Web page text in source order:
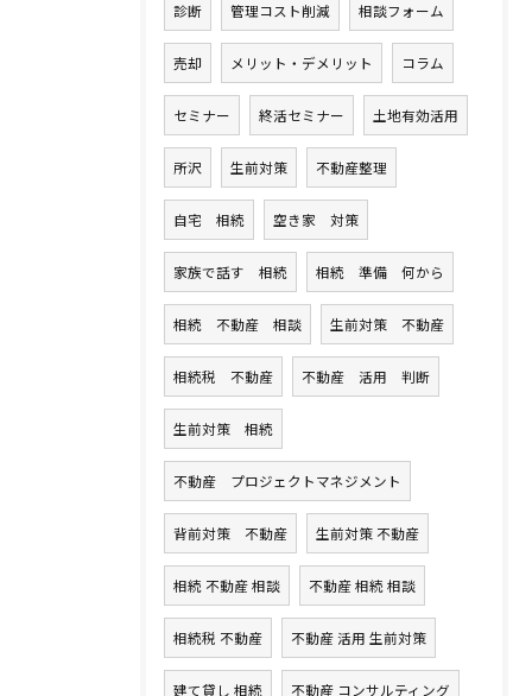
診断 管理コスト削減 相談フォーム
売却 メリット・デメリット コラム
セミナー 終活セミナー 土地有効活用
所沢 生前対策 不動産整理
自宅 相続 空き家 対策
家族で話す 相続 相続 準備 何から
相続 不動産 相談 生前対策 不動産
相続税 不動産 不動産 活用 判断
生前対策 相続
不動産 プロジェクトマネジメント
背前対策 不動産 生前対策 不動産
相続 不動産 相談 不動産 相続 相談
相続税 不動産 不動産 活用 生前対策
建て貸し 相続 不動産 コンサルティング